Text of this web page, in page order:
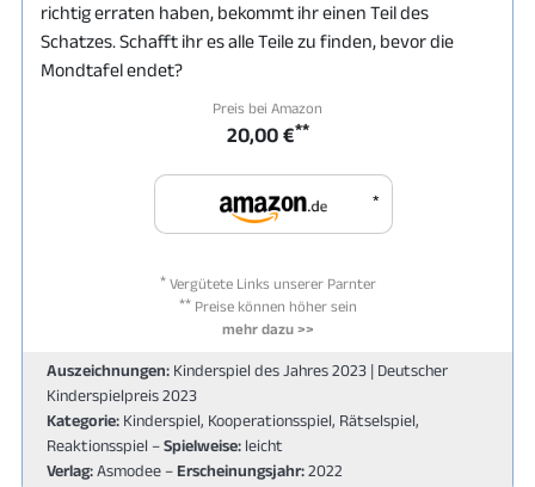
richtig erraten haben, bekommt ihr einen Teil des
Schatzes. Schafft ihr es alle Teile zu finden, bevor die
Mondtafel endet?
Preis bei Amazon
20,00 €**
*
*Vergütete Links unserer Parnter
**Preise können höher sein
mehr dazu >>
Auszeichnungen: Kinderspiel des Jahres 2023 | Deutscher
Kinderspielpreis 2023
Kategorie: Kinderspiel, Kooperationsspiel, Rätselspiel,
Reaktionsspiel –Spielweise: leicht
Verlag:Asmodee – Erscheinungsjahr:2022